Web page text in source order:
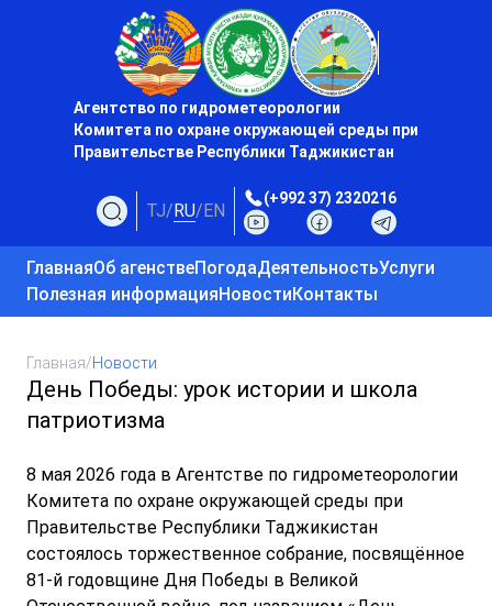
Агентство по гидрометеорологии
Комитета по охране окружающей среды при
Правительстве Республики Таджикистан
TJ/RU/EN
(+992 37) 2320216
ГлавнаяОб агенствеПогодаДеятельностьУслуги
Полезная информацияНовостиКонтакты
Главная/Новости
День Победы: урок истории и школа
патриотизма
8 мая 2026 года в Агентстве по гидрометеорологии
Комитета по охране окружающей среды при
Правительстве Республики Таджикистан
состоялось торжественное собрание, посвящённое
81-й годовщине Дня Победы в Великой